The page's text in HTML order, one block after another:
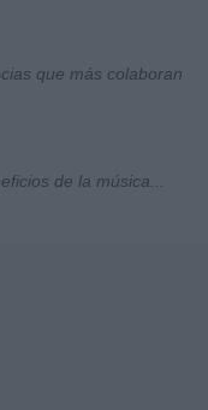
que más colaboran
de la música...